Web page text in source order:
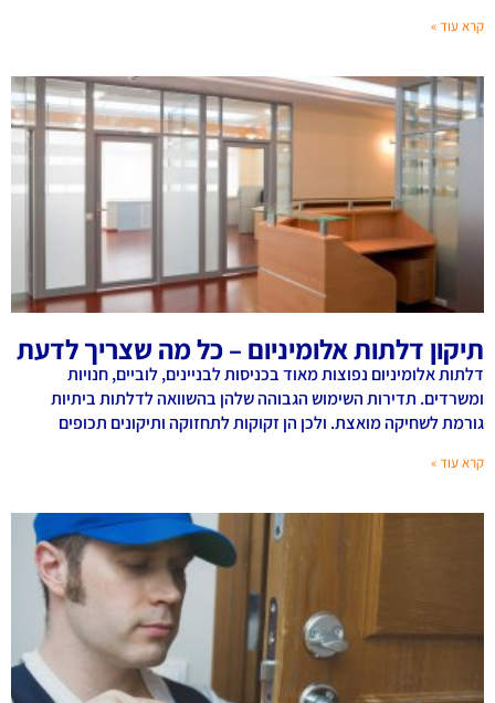
קרא עוד »
תיקון דלתות אלומיניום – כל מה שצריך לדעת
דלתות אלומיניום נפוצות מאוד בכניסות לבניינים, לוביים, חנויות
ומשרדים. תדירות השימוש הגבוהה שלהן בהשוואה לדלתות ביתיות
גורמת לשחיקה מואצת. ולכן הן זקוקות לתחזוקה ותיקונים תכופים
קרא עוד »